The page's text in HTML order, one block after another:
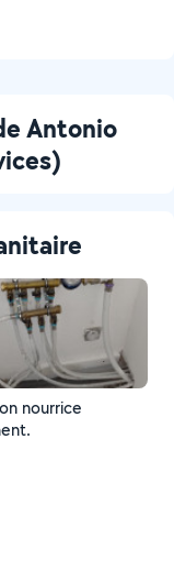
Antonio
nourrice